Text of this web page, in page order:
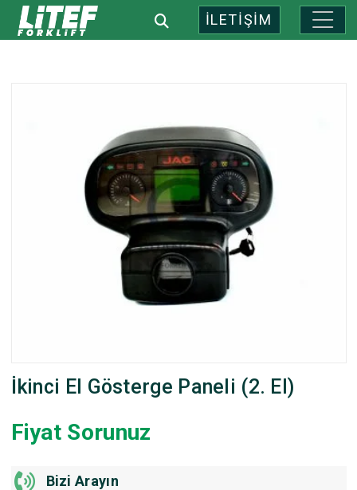
İLETİŞİM
İkinci El Gösterge Paneli (2. El)
Fiyat Sorunuz
Bizi Arayın